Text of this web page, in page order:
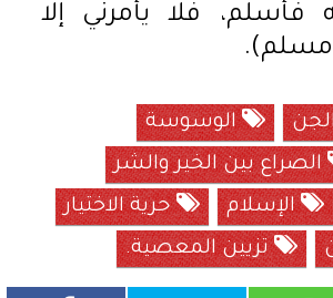
فأسلم، فلا يأمرني إلا
مسلم).
الوسوسة
الصراع بين الخير والشر
الإسلام
حرية الاختيار
تزيين المعصية.